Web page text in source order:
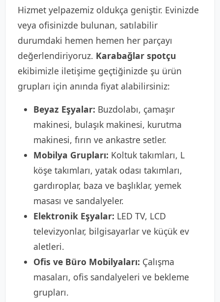
Hizmet yelpazemiz oldukça geniştir. Evinizde
veya ofisinizde bulunan, satılabilir
durumdaki hemen hemen her parçayı
değerlendiriyoruz. Karabağlar spotçu
ekibimizle iletişime geçtiğinizde şu ürün
grupları için anında fiyat alabilirsiniz:
Beyaz Eşyalar: Buzdolabı, çamaşır
makinesi, bulaşık makinesi, kurutma
makinesi, fırın ve ankastre setler.
Mobilya Grupları: Koltuk takımları, L
köşe takımları, yatak odası takımları,
gardıroplar, baza ve başlıklar, yemek
masası ve sandalyeler.
Elektronik Eşyalar: LED TV, LCD
televizyonlar, bilgisayarlar ve küçük ev
aletleri.
Ofis ve Büro Mobilyaları: Çalışma
masaları, ofis sandalyeleri ve bekleme
grupları.